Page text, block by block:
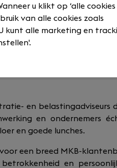
training
Flexibele
Pensioen
en belastingadviseurs
en ondernemers
en goede lunches.
een breed MKB-
en
u klikt op ‘alle cookies
van alle cookies zoals
kunt alle marketing en